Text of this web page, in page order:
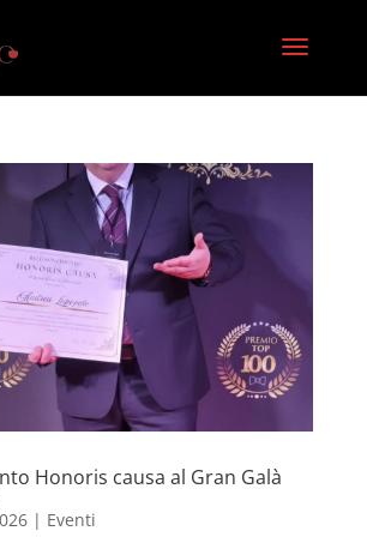
Honoris causa al Gran Galà
| Eventi